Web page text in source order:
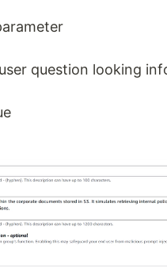
question looking